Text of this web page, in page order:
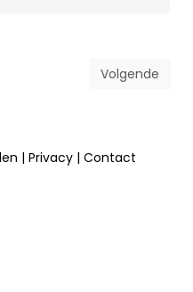
Volgende
| Privacy| Contact